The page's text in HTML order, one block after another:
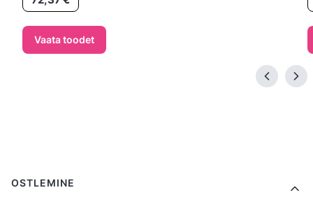
Vaata toodet
Footer menu
OSTLEMINE